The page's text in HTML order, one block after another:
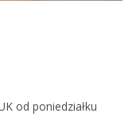
od poniedziałku